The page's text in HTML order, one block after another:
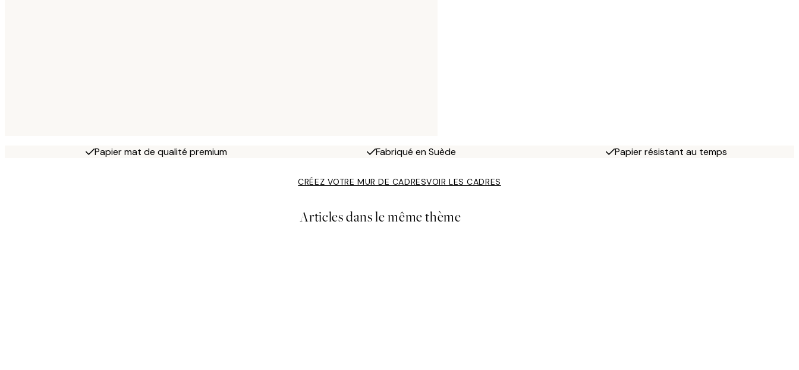
Papier mat de qualité premium Fabriqué en Suède Papier résistant au temps
CRÉEZ VOTRE MUR DE CADRESVOIR LES CADRES
Articles dans le même thème